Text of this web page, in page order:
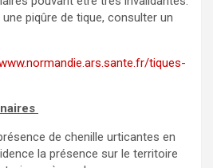
piqûre de tique, consulter un
tiques-
de chenille urticantes en
la présence sur le territoire